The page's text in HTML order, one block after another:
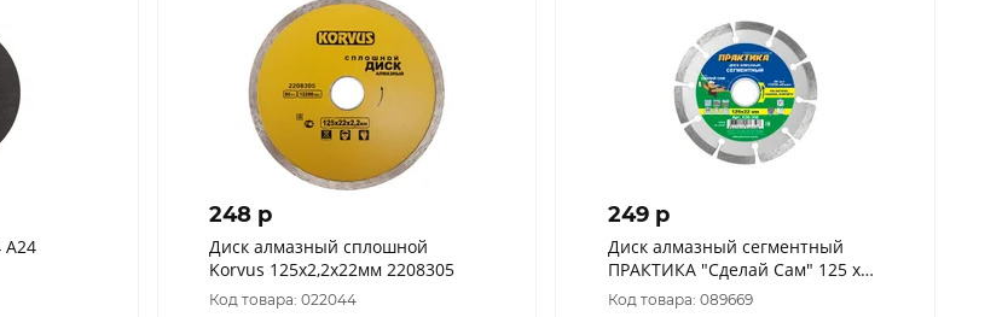
248 p
Диск алмазный сплошной
Korvus 125х2,2х22мм 2208305
Код товара: 022044
249 p
Диск алмазный сегментный
ПРАКТИКА "Сделай Сам" 125 х
22 мм (1 шт.) 036-308
Код товара: 089669